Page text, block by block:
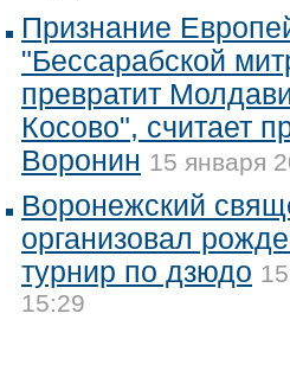
Признание
"Бессарабской
превратит
Косово", считает
Воронин 15 января
Воронежский
организовал
турнир по дзюдо
15:29